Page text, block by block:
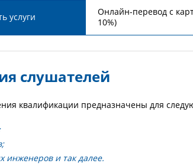
услуги
Онлайн-перевод с
10%)
слушателей
квалификации предназначены для
инженеров и так далее.